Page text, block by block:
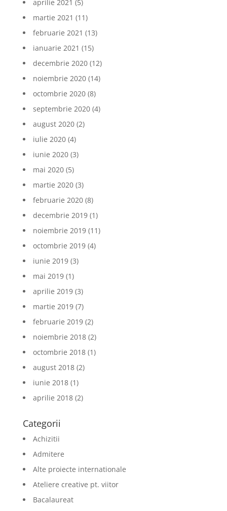
aprilie 2021 (5)
martie 2021 (11)
februarie 2021 (13)
ianuarie 2021 (15)
decembrie 2020(12)
noiembrie 2020(14)
octombrie 2020(8)
septembrie 2020(4)
august 2020(2)
iulie 2020(4)
iunie 2020(3)
mai 2020(5)
martie 2020(3)
februarie 2020(8)
decembrie 2019(1)
noiembrie 2019(11)
octombrie 2019(4)
iunie 2019(3)
mai 2019(1)
aprilie 2019(3)
martie 2019(7)
februarie 2019(2)
noiembrie 2018(2)
octombrie 2018(1)
august 2018(2)
iunie 2018(1)
aprilie 2018(2)
Categorii
Achizitii
Admitere
Alte proiecte internationale
Ateliere creative pt. viitor
Bacalaureat